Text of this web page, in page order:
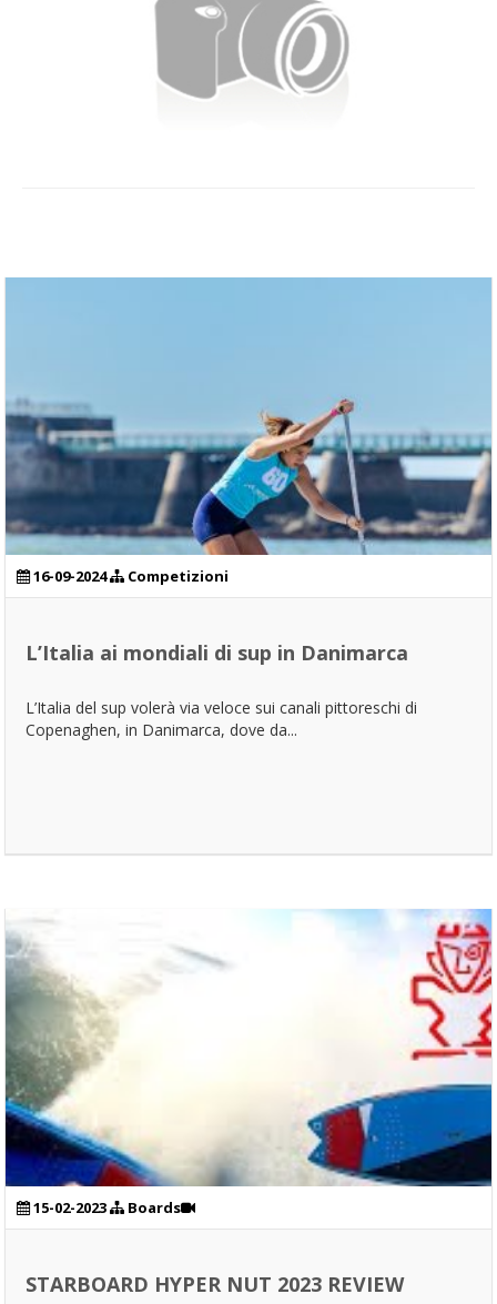
16-09-2024 Competizioni
L’Italia ai mondiali di sup in Danimarca
L’Italia del sup volerà via veloce sui canali pittoreschi di
Copenaghen, in Danimarca, dove da...
15-02-2023 Boards
STARBOARD HYPER NUT 2023 REVIEW